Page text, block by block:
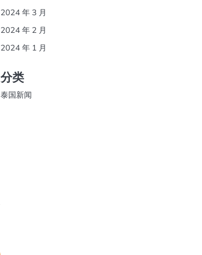
2024 年 3 月
2024 年 2 月
2024 年 1 月
分类
泰国新闻